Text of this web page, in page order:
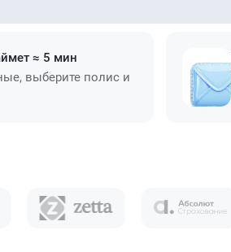
≈ 5 мин
выберите полис и